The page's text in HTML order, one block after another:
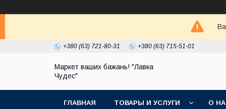
+380 (63) 721-80-31 +380 (63) 715-51-01
Маркет ваших бажань! "Лавка
Чудес"
ГЛАВНАЯ ТОВАРЫ И УСЛУГИ О